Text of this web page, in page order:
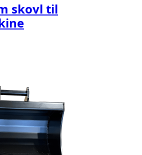
skovl til